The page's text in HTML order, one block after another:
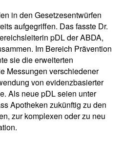
in den Gesetzesentwürfen
aufgegriffen. Das fasste Dr.
pDL der ABDA,
Im Bereich Prävention
sie die erweiterten
Messungen verschiedener
von evidenzbasierter
Als neue pDL seien unter
Apotheken zukünftig zu den
zur komplexen oder zu neu